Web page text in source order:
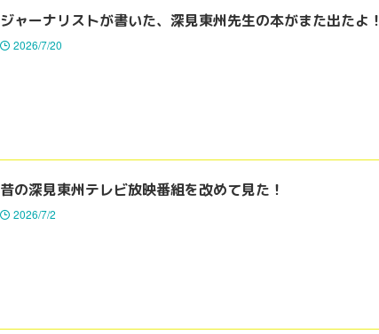
ジャーナリストが書いた、深見東州先生の本がまた出たよ！
2026/7/20
昔の深見東州テレビ放映番組を改めて見た！
2026/7/2